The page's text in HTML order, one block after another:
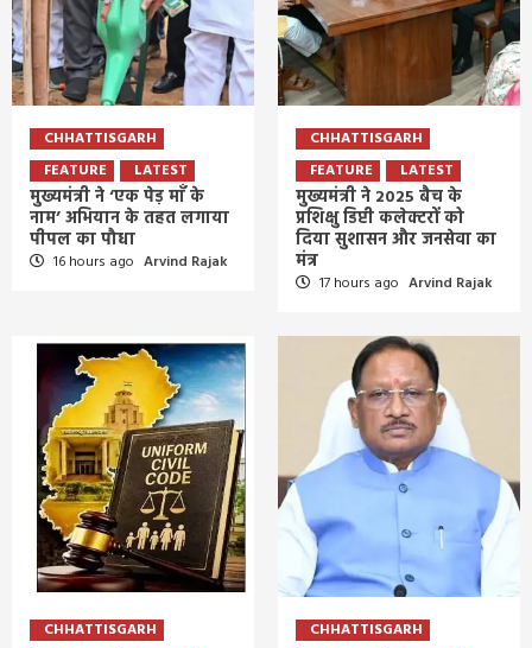
CHHATTISGARH
FEATURE
LATEST
मुख्यमंत्री ने ‘एक पेड़ माँ के
नाम’ अभियान के तहत लगाया
पीपल का पौधा
16 hours ago Arvind Rajak
CHHATTISGARH
FEATURE
LATEST
मुख्यमंत्री ने 2025 बैच के
प्रशिक्षु डिप्टी कलेक्टरों को
दिया सुशासन और जनसेवा का
मंत्र
17 hours ago Arvind Rajak
CHHATTISGARH
CHHATTISGARH